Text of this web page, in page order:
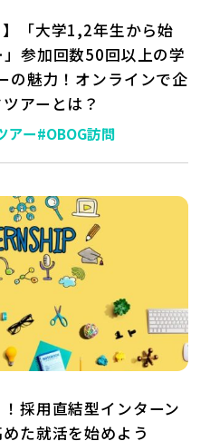
】「大学1,2年生から始
参加回数50回以上の学
の魅力！オンラインで企
アーとは？
アー#OBOG訪問
採用直結型インターン
た就活を始めよう